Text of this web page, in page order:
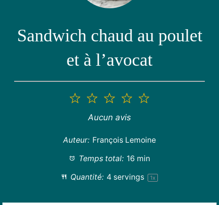
Sandwich chaud au poulet
et à l’avocat
5
4
3
étoiles
2
étoiles
1
étoile
Aucun avis
Auteur: François Lemoine
Temps total: 16 min
Quantité: 4 servings 1x